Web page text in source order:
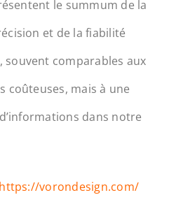
le summum de la
et de la fiabilité
souvent comparables aux
coûteuses, mais à une
dans notre
https://vorondesign.com/